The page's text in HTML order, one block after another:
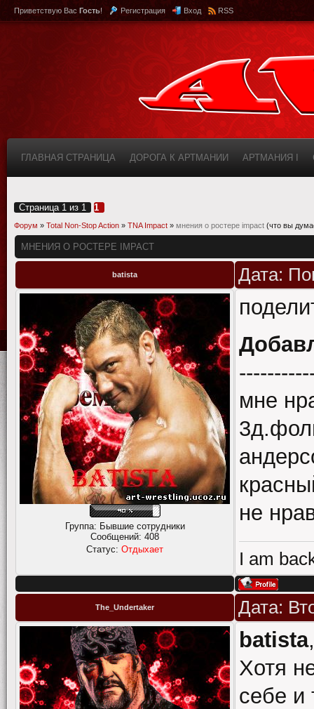
Приветствую Вас Гость! Регистрация Вход RSS
ГЛАВНАЯ СТРАНИЦА ДОРОГА К АРТМАНИИ АРТМАНИЯ I
Страница 1 из 1 1
Форум » Total Non-Stop Action » TNA Impact » мнения о ростере impact (что вы
МНЕНИЯ О РОСТЕРЕ IMPACT
batista Дата:
Группа: Бывшие сотрудники
Сообщений: 408
Статус: Отдыхает
мне
не
I am
The_Undertaker Дата:
batista
Хотя
себе и